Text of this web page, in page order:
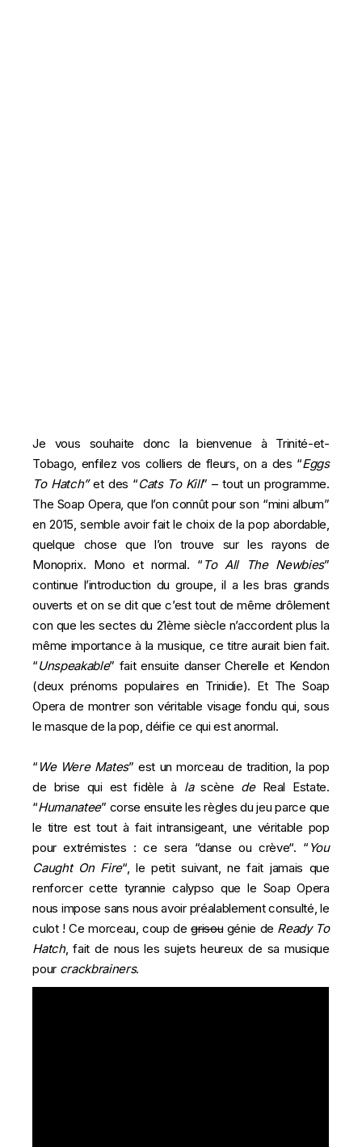
Je vous souhaite donc la bienvenue à Trinité-et-
Tobago, enfilez vos colliers de fleurs, on a des “Eggs
To Hatch”et des “Cats To Kill” – tout un programme.
The Soap Opera, que l’on connût pour son “mini album”
en 2015, semble avoir fait le choix de la pop abordable,
quelque chose que l’on trouve sur les rayons de
Monoprix. Mono et normal. “ To All The Newbies”
continue l’introduction du groupe, il a les bras grands
ouverts et on se dit que c’est tout de même drôlement
con que les sectes du 21ème siècle n’accordent plus la
même importance à la musique, ce titre aurait bien fait.
“Unspeakable” fait ensuite danser Cherelle et Kendon
(deux prénoms populaires en Trinidie). Et The Soap
Opera de montrer son véritable visage fondu qui, sous
le masque de la pop, déifie ce qui est anormal.
“ We Were Mates” est un morceau de tradition, la pop
de brise qui est fidèle à lascène deReal Estate.
“Humanatee” corse ensuite les règles du jeu parce que
le titre est tout à fait intransigeant, une véritable pop
pour extrémistes : ce sera “danse ou crève“. “ You
Caught On Fire“, le petit suivant, ne fait jamais que
renforcer cette tyrannie calypso que le Soap Opera
nous impose sans nous avoir préalablement consulté, le
culot ! Ce morceau, coup degrisougénie de Ready To
Hatch, fait de nous les sujets heureux de sa musique
pour crackbrainers.